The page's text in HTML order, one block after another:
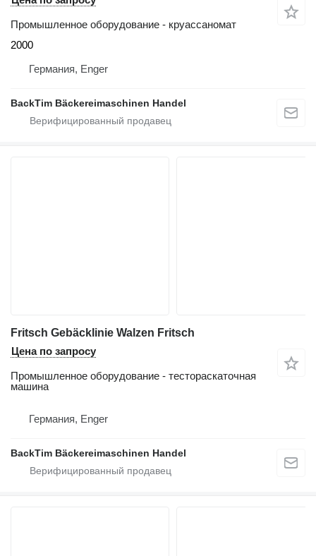
Промышленное оборудование - круассаномат
2000
Германия, Enger
BackTim Bäckereimaschinen Handel
Fritsch Gebäcklinie Walzen Fritsch
Цена по запросу
Промышленное оборудование - тестораскаточная
машина
Германия, Enger
BackTim Bäckereimaschinen Handel